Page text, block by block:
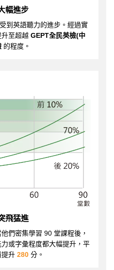
幅進步
到英語聽力的進步。經過實
至超越 GEPT全民英檢(中
的程度。
飛猛進
們密集學習 90 堂課程後，
或字彙程度都大幅提升，平
提升 280 分。